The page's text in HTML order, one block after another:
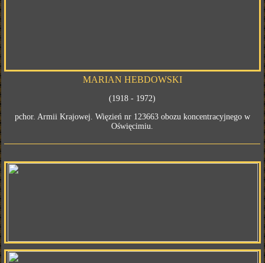
MARIAN HEBDOWSKI
(1918 - 1972)
pchor. Armii Krajowej. Więzień nr 123663 obozu koncentracyjnego w
Oświęcimiu.